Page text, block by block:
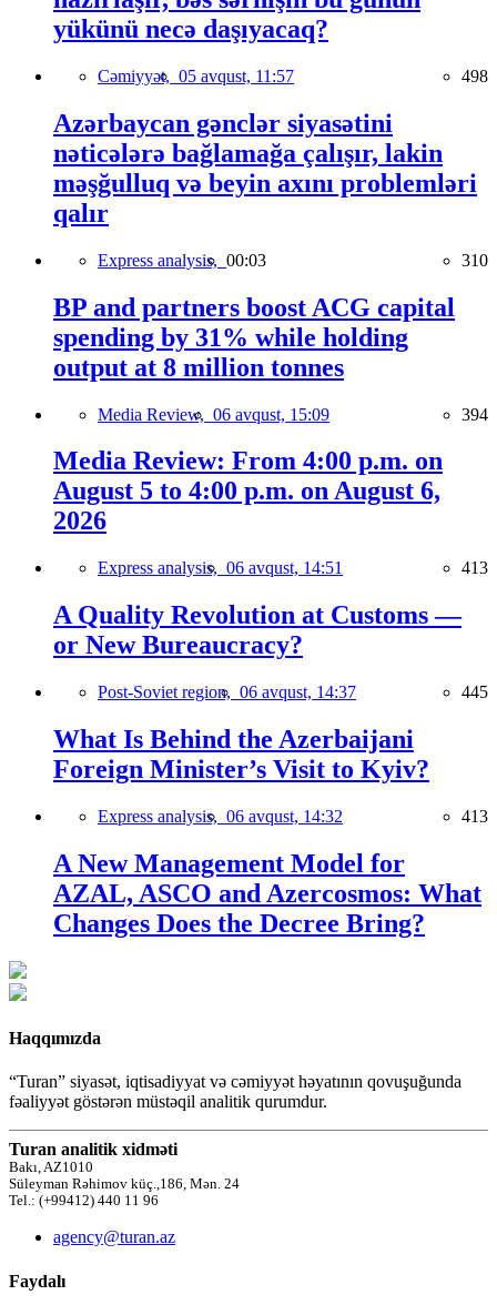
yükünü necə daşıyacaq?
Cəmiyyət, 05 avqust, 11:57 498
Azərbaycan gənclər siyasətini
nəticələrə bağlamağa çalışır, lakin
məşğulluq və beyin axını problemləri
qalır
Express analysis, 00:03 310
BP and partners boost ACG capital
spending by 31% while holding
output at 8 million tonnes
Media Review, 06 avqust, 15:09 394
Media Review: From 4:00 p.m. on
August 5 to 4:00 p.m. on August 6,
2026
Express analysis, 06 avqust, 14:51 413
A Quality Revolution at Customs —
or New Bureaucracy?
Post-Soviet region, 06 avqust, 14:37 445
What Is Behind the Azerbaijani
Foreign Minister’s Visit to Kyiv?
Express analysis, 06 avqust, 14:32 413
A New Management Model for
AZAL, ASCO and Azercosmos: What
Changes Does the Decree Bring?
Haqqımızda
“Turan” siyasət, iqtisadiyyat və cəmiyyət həyatının qovuşuğunda
fəaliyyət göstərən müstəqil analitik qurumdur.
Turan analitik xidməti
Bakı, AZ1010
Süleyman Rəhimov küç.,186, Mən. 24
Tel.: (+99412) 440 11 96
agency@turan.az
Faydalı